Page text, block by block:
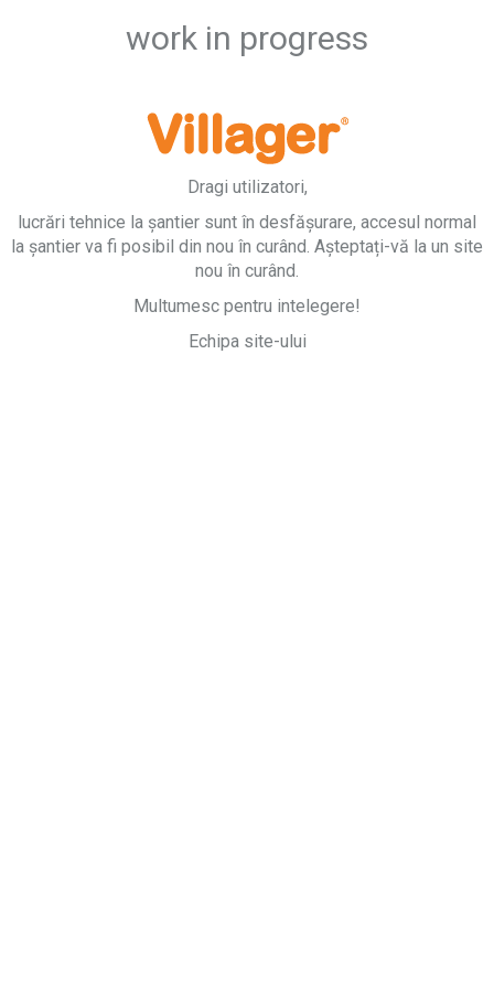
work in progress
Dragi utilizatori,
lucrări tehnice la șantier sunt în desfășurare, accesul normal
la șantier va fi posibil din nou în curând. Așteptați-vă la un site
nou în curând.
Multumesc pentru intelegere!
Echipa site-ului